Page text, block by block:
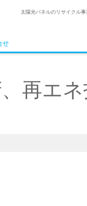
太陽光パネルのリサイクル
せ
再エ